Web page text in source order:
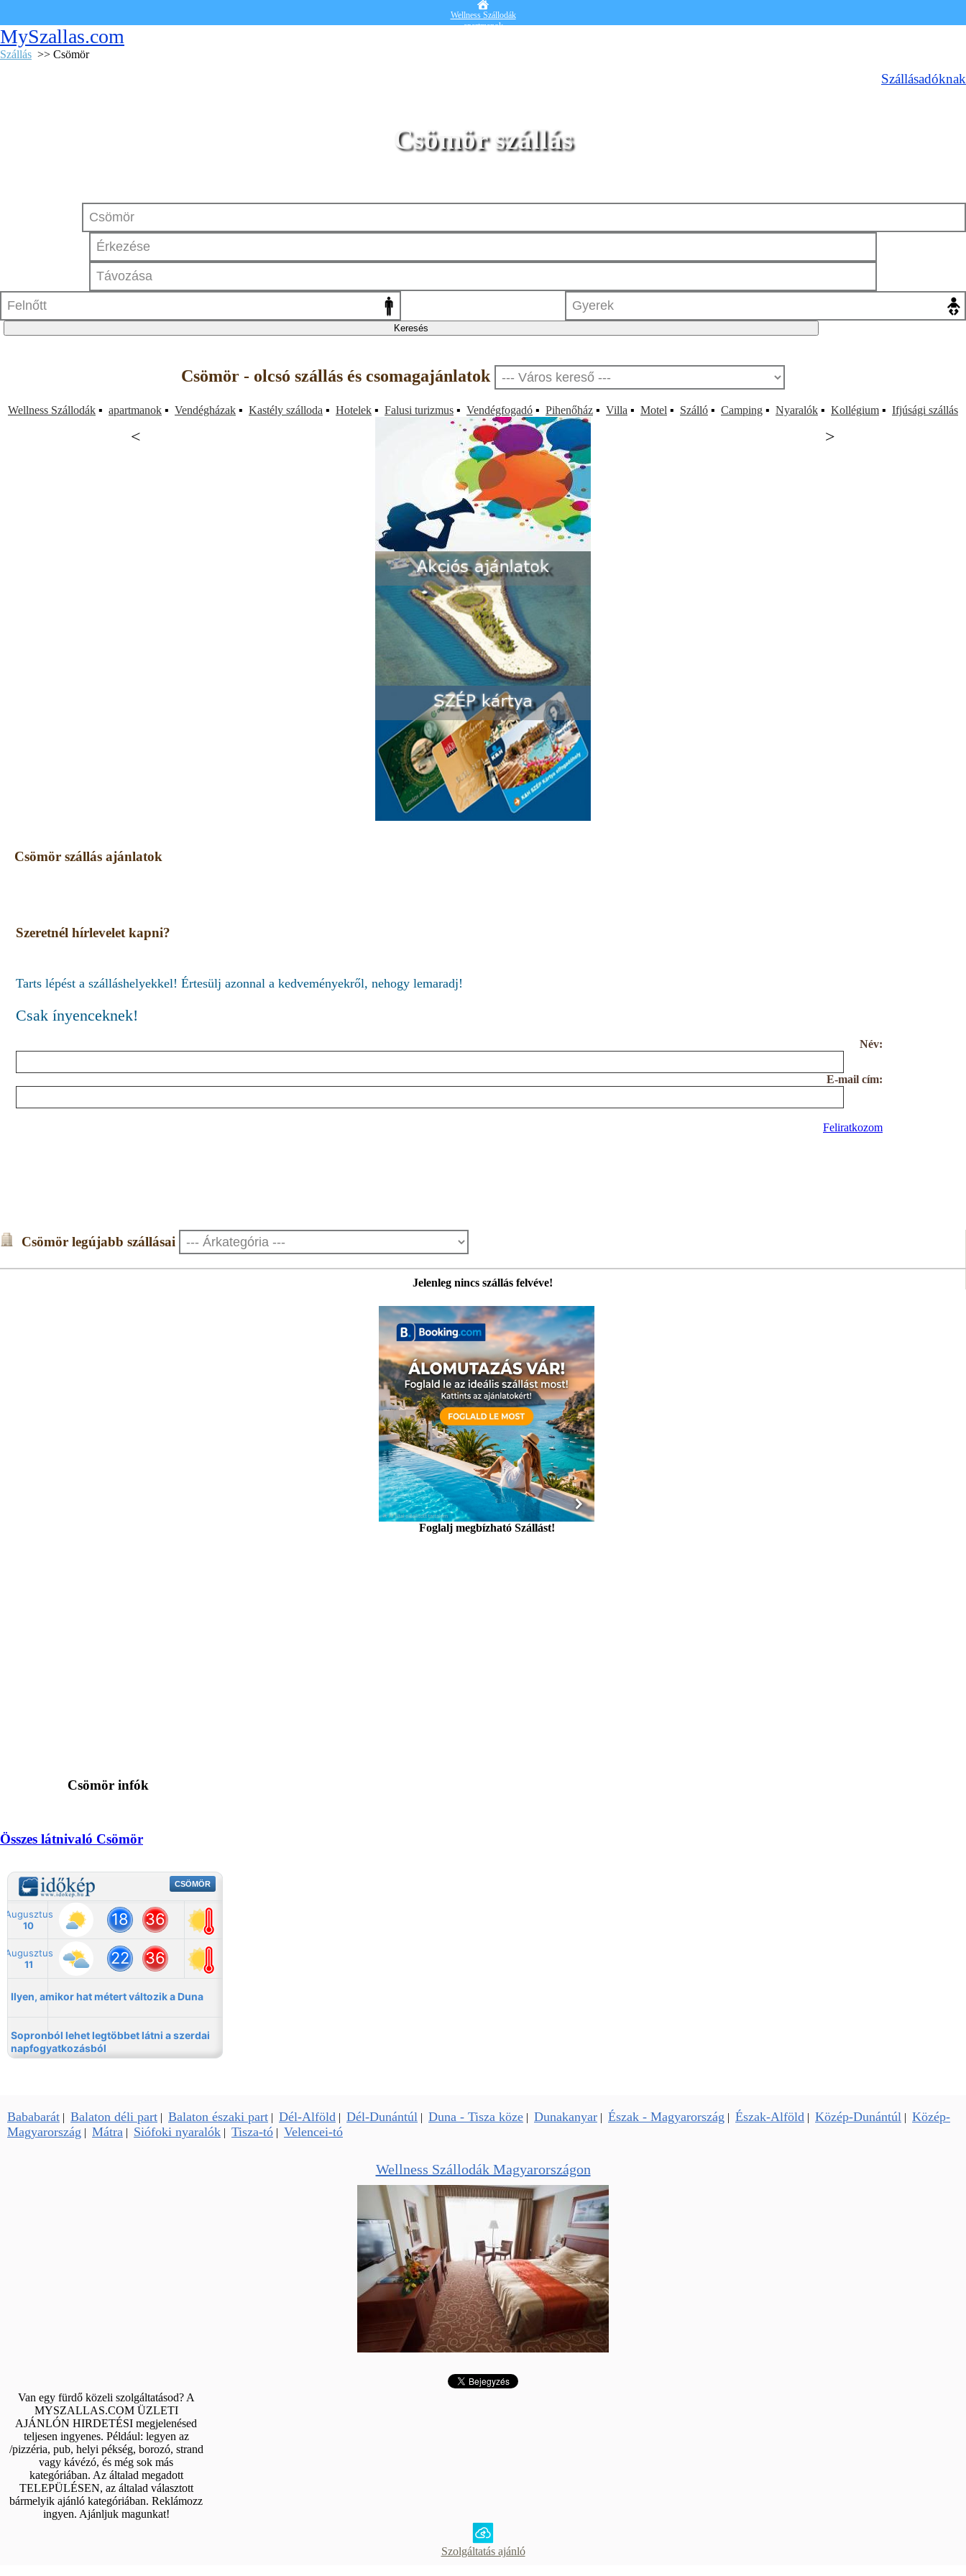
Wellness Szállodák
apartmanok
MySzallas.com
Szállás >> Csömör
Szállásadóknak
Csömör szállás
< >
Csömör - olcsó szállás és csomagajánlatok
Wellness Szállodák ▪ apartmanok ▪ Vendégházak ▪ Kastély szálloda ▪ Hotelek ▪ Falusi turizmus ▪ Vendégfogadó ▪ Pihenőház ▪ Villa ▪ Motel ▪ Szálló ▪ Camping ▪ Nyaralók ▪ Kollégium ▪ Ifjúsági szállás
Csömör szállás ajánlatok
Szeretnél hírlevelet kapni?
Tarts lépést a szálláshelyekkel! Értesülj azonnal a kedveményekről, nehogy lemaradj!
Csak ínyenceknek!
Név:
E-mail cím:
Feliratkozom
Csömör legújabb szállásai
Jelenleg nincs szállás felvéve!
Foglalj megbízható Szállást!
Csömör infók
Összes látnivaló Csömör
Bababarát | Balaton déli part | Balaton északi part | Dél-Alföld | Dél-Dunántúl | Duna - Tisza köze | Dunakanyar | Észak - Magyarország | Észak-Alföld | Közép-Dunántúl | Közép-
Magyarország | Mátra | Siófoki nyaralók | Tisza-tó | Velencei-tó
Wellness Szállodák Magyarországon
Van egy fürdő közeli szolgáltatásod? A
MYSZALLAS.COM ÜZLETI
AJÁNLÓN HIRDETÉSI megjelenésed
teljesen ingyenes. Például: legyen az
/pizzéria, pub, helyi pékség, borozó, strand
vagy kávézó, és még sok más
kategóriában. Az általad megadott
TELEPÜLÉSEN, az általad választott
bármelyik ajánló kategóriában. Reklámozz
ingyen. Ajánljuk magunkat!
Szolgáltatás ajánló